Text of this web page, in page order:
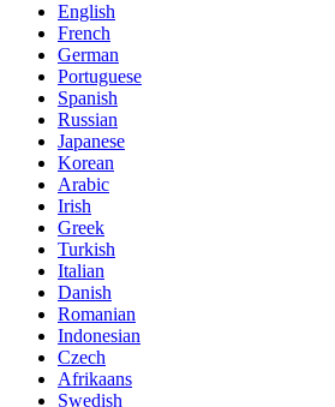
English
French
German
Portuguese
Spanish
Russian
Japanese
Korean
Arabic
Irish
Greek
Turkish
Italian
Danish
Romanian
Indonesian
Czech
Afrikaans
Swedish